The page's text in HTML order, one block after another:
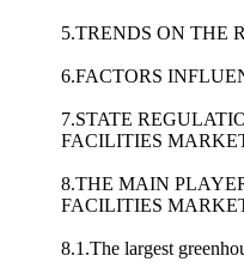
5.TRENDS ON THE
6.FACTORS
7.STATE
FACILITIES
8.THE MAIN
FACILITIES
8.1.The largest